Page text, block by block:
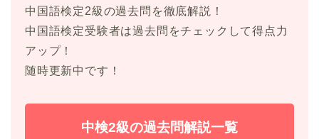
中国語検定2級の過去問を徹底解説！
中国語検定受験者は過去問をチェックして得点力
アップ！
随時更新中です！
中検2級の過去問解説一覧